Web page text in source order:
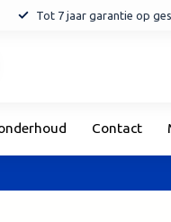
Tot 7 jaar garantie op
Contact